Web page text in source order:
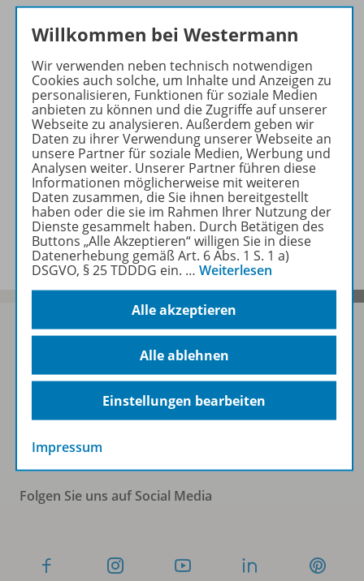
Produktinformationen
Beschreibung
Zugehörige Produkte
Benachrichtigungs-Service
Zum Newsletter anmelden
Folgen Sie uns auf Social Media
Willkommen bei Westermann
Wir verwenden neben technisch notwendigen
Cookies auch solche, um Inhalte und Anzeigen zu
personalisieren, Funktionen für soziale Medien
anbieten zu können und die Zugriffe auf unserer
Webseite zu analysieren. Außerdem geben wir
Daten zu ihrer Verwendung unserer Webseite an
unsere Partner für soziale Medien, Werbung und
Analysen weiter. Unserer Partner führen diese
Informationen möglicherweise mit weiteren
Daten zusammen, die Sie ihnen bereitgestellt
haben oder die sie im Rahmen Ihrer Nutzung der
Dienste gesammelt haben. Durch Betätigen des
Buttons „Alle Akzeptieren“ willigen Sie in diese
Datenerhebung gemäß Art. 6 Abs. 1 S. 1 a)
DSGVO, § 25 TDDDG ein. … Weiterlesen
Alle akzeptieren
Alle ablehnen
Einstellungen bearbeiten
Impressum